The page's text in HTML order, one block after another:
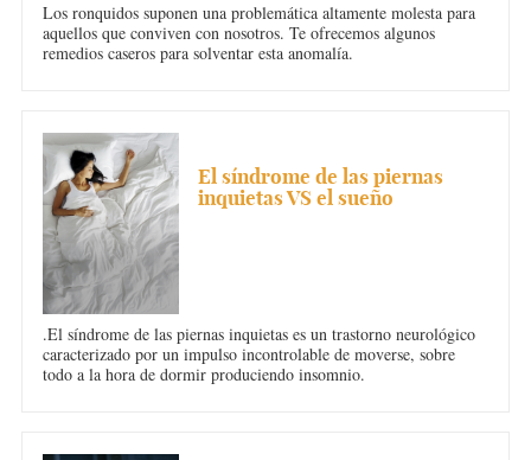
Los ronquidos suponen una problemática altamente molesta para
aquellos que conviven con nosotros. Te ofrecemos algunos
remedios caseros para solventar esta anomalía.
El síndrome de las piernas
inquietas VS el sueño
.El síndrome de las piernas inquietas es un trastorno neurológico
caracterizado por un impulso incontrolable de moverse, sobre
todo a la hora de dormir produciendo insomnio.